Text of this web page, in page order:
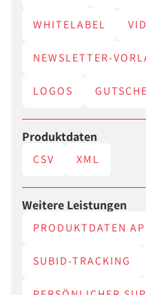
WHITELABEL
NEWSLETTER-
LOGOS
Produktdaten
CSV XML
Weitere Leistungen
PRODUKTDATEN
SUBID-TRACKING